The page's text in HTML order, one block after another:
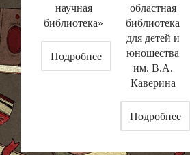
научная
библиотека»
Подробнее
областная
библиотека
для детей и
юношества
им. В.А.
Каверина
Подробнее